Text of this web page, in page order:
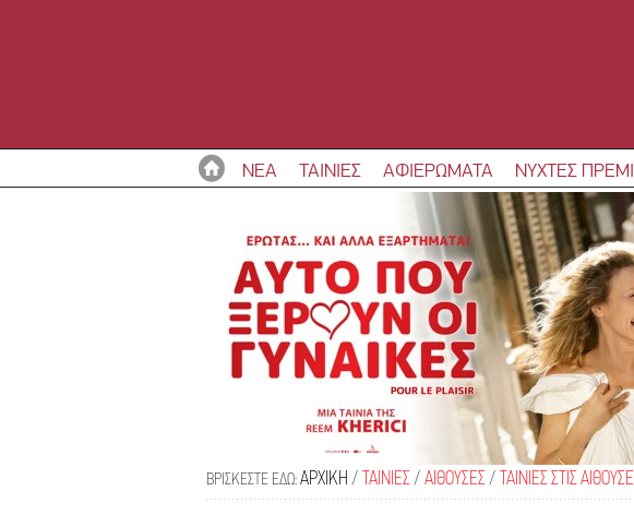
ΝΕΑ ΤΑΙΝΙΕΣ ΑΦΙΕΡΩΜΑΤΑ ΝΥΧΤΕΣ
ΒΡΙΣΚΕΣΤΕ ΕΔΩ: ΑΡΧΙΚΗ / ΤΑΙΝΙΕΣ/ ΑΙΘΟΥΣΕΣ/ ΤΑΙΝΙΕΣ ΣΤΙΣ